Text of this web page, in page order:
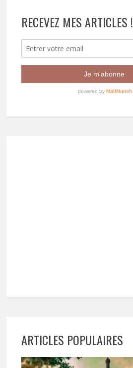
RECEVEZ MES ARTICLES !
ARTICLES POPULAIRES